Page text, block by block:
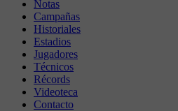
Notas
Campañas
Historiales
Estadios
Jugadores
Técnicos
Récords
Videoteca
Contacto